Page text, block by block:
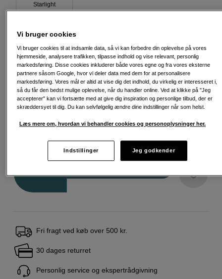
Starlight
Oplader ikke inkluderet W
USB PD
Infinite Wall Charger EU PD 67W GaN
299 DKK
11.990 DKK
Fri fragt ved køb over 500 kr.
30 dages returret
Personlig service og ekspertrådgivning
Vi bruger cookies
Vi bruger cookies til at indsamle data, så vi kan forbedre din oplevelse på vores
hjemmeside, analysere trafikken, tilpasse indhold og vise relevant, personlig
markedsføring. Disse cookies inkluderer både vores egne og fra vores eksterne
partnere såsom Google, hvor vi deler data med dem for at personalisere
markedsføring. Vores mål er altid at vise dig det indhold, du virkelig er interesseret i,
så du får den bedst mulige oplevelse, når du handler online. Ved at klikke på "Jeg
accepterer" kan vi fortsætte med at give dig inspiration og personlige tilbud, der er
skræddersyet til dig. Du kan selvfølgelig ændre dine indstillinger når som helst.
Læs mere om, hvordan vi behandler cookies og personoplysninger her.
Indstillinger Jeg godkender